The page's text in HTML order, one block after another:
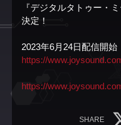
『デジタルタトゥー・
決定！
2023年6月24日配信開始
https://
https://
SHARE